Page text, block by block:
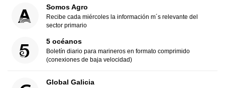
Somos Agro
Recibe cada miércoles la información m´s relevante del
sector primario
5 océanos
Boletín diario para marineros en formato comprimido
(conexiones de baja velocidad)
Global Galicia